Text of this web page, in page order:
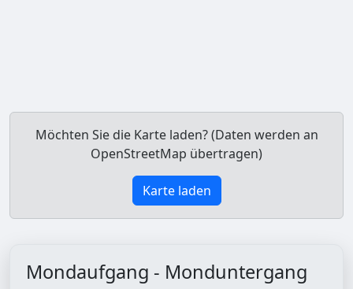
Möchten Sie die Karte laden? (Daten werden an
OpenStreetMap übertragen)
Karte laden
Mondaufgang - Monduntergang